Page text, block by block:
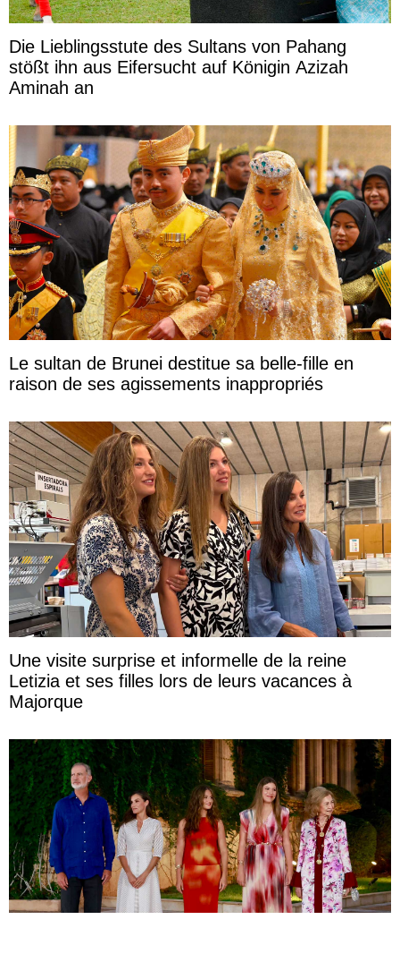
Die Lieblingsstute des Sultans von Pahang
stößt ihn aus Eifersucht auf Königin Azizah
Aminah an
Le sultan de Brunei destitue sa belle-fille en
raison de ses agissements inappropriés
Une visite surprise et informelle de la reine
Letizia et ses filles lors de leurs vacances à
Majorque